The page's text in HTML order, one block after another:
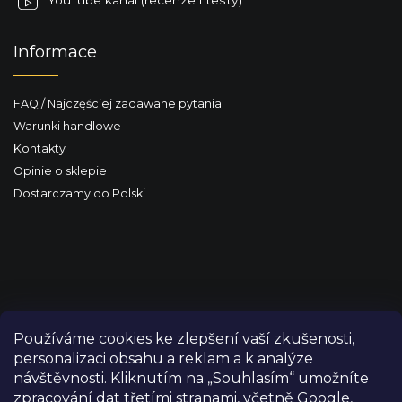
Používáme cookies ke zlepšení vaší zkušenosti,
personalizaci obsahu a reklam a k analýze
návštěvnosti. Kliknutím na „Souhlasím“ umožníte
zpracování dat třetími stranami, včetně Google,
Informace
FAQ / Najczęściej zadawane pytania
Warunki handlowe
Kontakty
Opinie o sklepie
Dostarczamy do Polski